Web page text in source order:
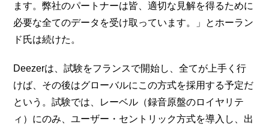
ます。弊社のパートナーは皆、適切な見解を得るために
必要な全てのデータを受け取っています。」とホーラン
ド氏は続けた。
Deezerは、試験をフランスで開始し、全てが上手く行
けば、その後はグローバルにこの方式を採用する予定だ
という。試験では、レーベル（録音原盤のロイヤリテ
ィ）にのみ、ユーザー・セントリック方式を導入し、出